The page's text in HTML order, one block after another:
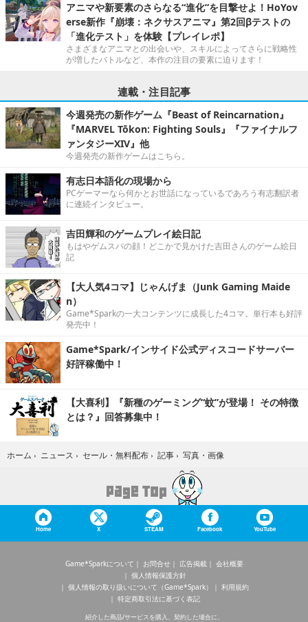
アニマや新要素のさらなる“進化”を目撃せよ！HoYov
erse新作『崩壊：ネクサスアニマ』第2回βテストの
「進化テスト」を体験【プレイレポ】
さまざまなアニマとの出会いや、スキルによってさらに戦略性
が増したバトルなど、本作の注目の要素に迫ります！
連載・注目記事
今週発売の新作ゲーム『Beast of Reincarnation』
『MARVEL Tōkon: Fighting Souls』『ファイナルフ
ァンタジーXIV』他
今週発売の新作ゲームはこちら。
有志日本語化の現場から
PCゲーマーなら何かとお世話になっているであろう有志翻訳者
に連続インタビュー。
吉田輝和のゲームプレイ絵日記
もはやゲムスパの顔！どこかで見かけた吉田さんのゲーム絵日
記
【大人気4コマ】じゃんげま（Junk Gaming Maide
n）
Game*Sparkの一大コンテンツに成長した4コマ。単行本も好評
発売中！
Game*Spark/インサイド公式ディスコードサーバー
好評稼働中！
【大喜利】『新種のゲーミング“蚊”が登場！ その特徴
とは？』回答募集中！
ホーム › ニュース › セール・無料配布 › 記事 › 写真・画像
Home X STEAM Facebook YouTube
Game*Sparkについて お問合せ 広告掲載
会社概要
個人情報保護方針
個人情報の取り扱いについて（Game*Spark）
利用規約
特定商取引法に基づく表記
紹介した商品/サービスを購入、契約した場合に、